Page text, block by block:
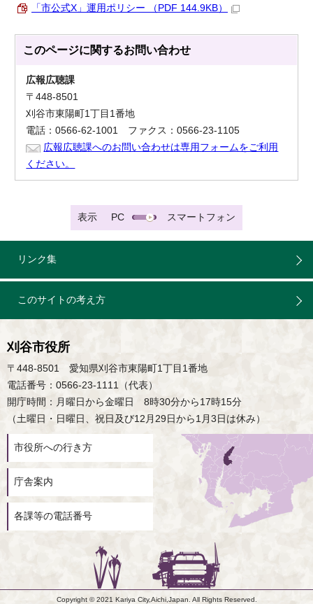
「市公式X」運用ポリシー （PDF 144.9KB）
このページに関するお問い合わせ
広報広聴課
〒448-8501
刈谷市東陽町1丁目1番地
電話：0566-62-1001 ファクス：0566-23-1105
広報広聴課へのお問い合わせは専用フォームをご利用
ください。
表示 PC スマートフォン
リンク集
このサイトの考え方
刈谷市役所
〒448-8501 愛知県刈谷市東陽町1丁目1番地
電話番号：0566-23-1111（代表）
開庁時間：月曜日から金曜日 8時30分から17時15分
（土曜日・日曜日、祝日及び12月29日から1月3日は休み）
市役所への行き方
庁舎案内
各課等の電話番号
Copyright © 2021 Kariya City,Aichi,Japan. All Rights Reserved.